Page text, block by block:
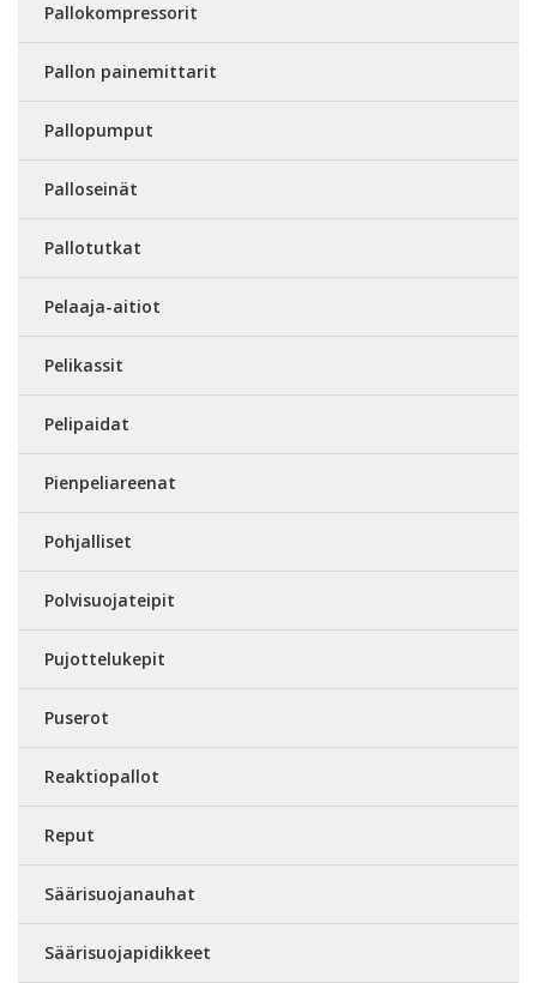
Pallokompressorit
Pallon painemittarit
Pallopumput
Palloseinät
Pallotutkat
Pelaaja-aitiot
Pelikassit
Pelipaidat
Pienpeliareenat
Pohjalliset
Polvisuojateipit
Pujottelukepit
Puserot
Reaktiopallot
Reput
Säärisuojanauhat
Säärisuojapidikkeet